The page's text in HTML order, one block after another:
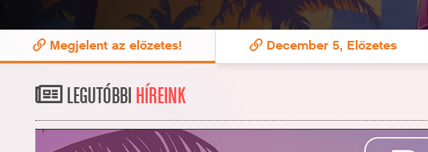
Megjelent az előzetes! December 5, Előzetes
LEGUTÓBBI HÍREINK